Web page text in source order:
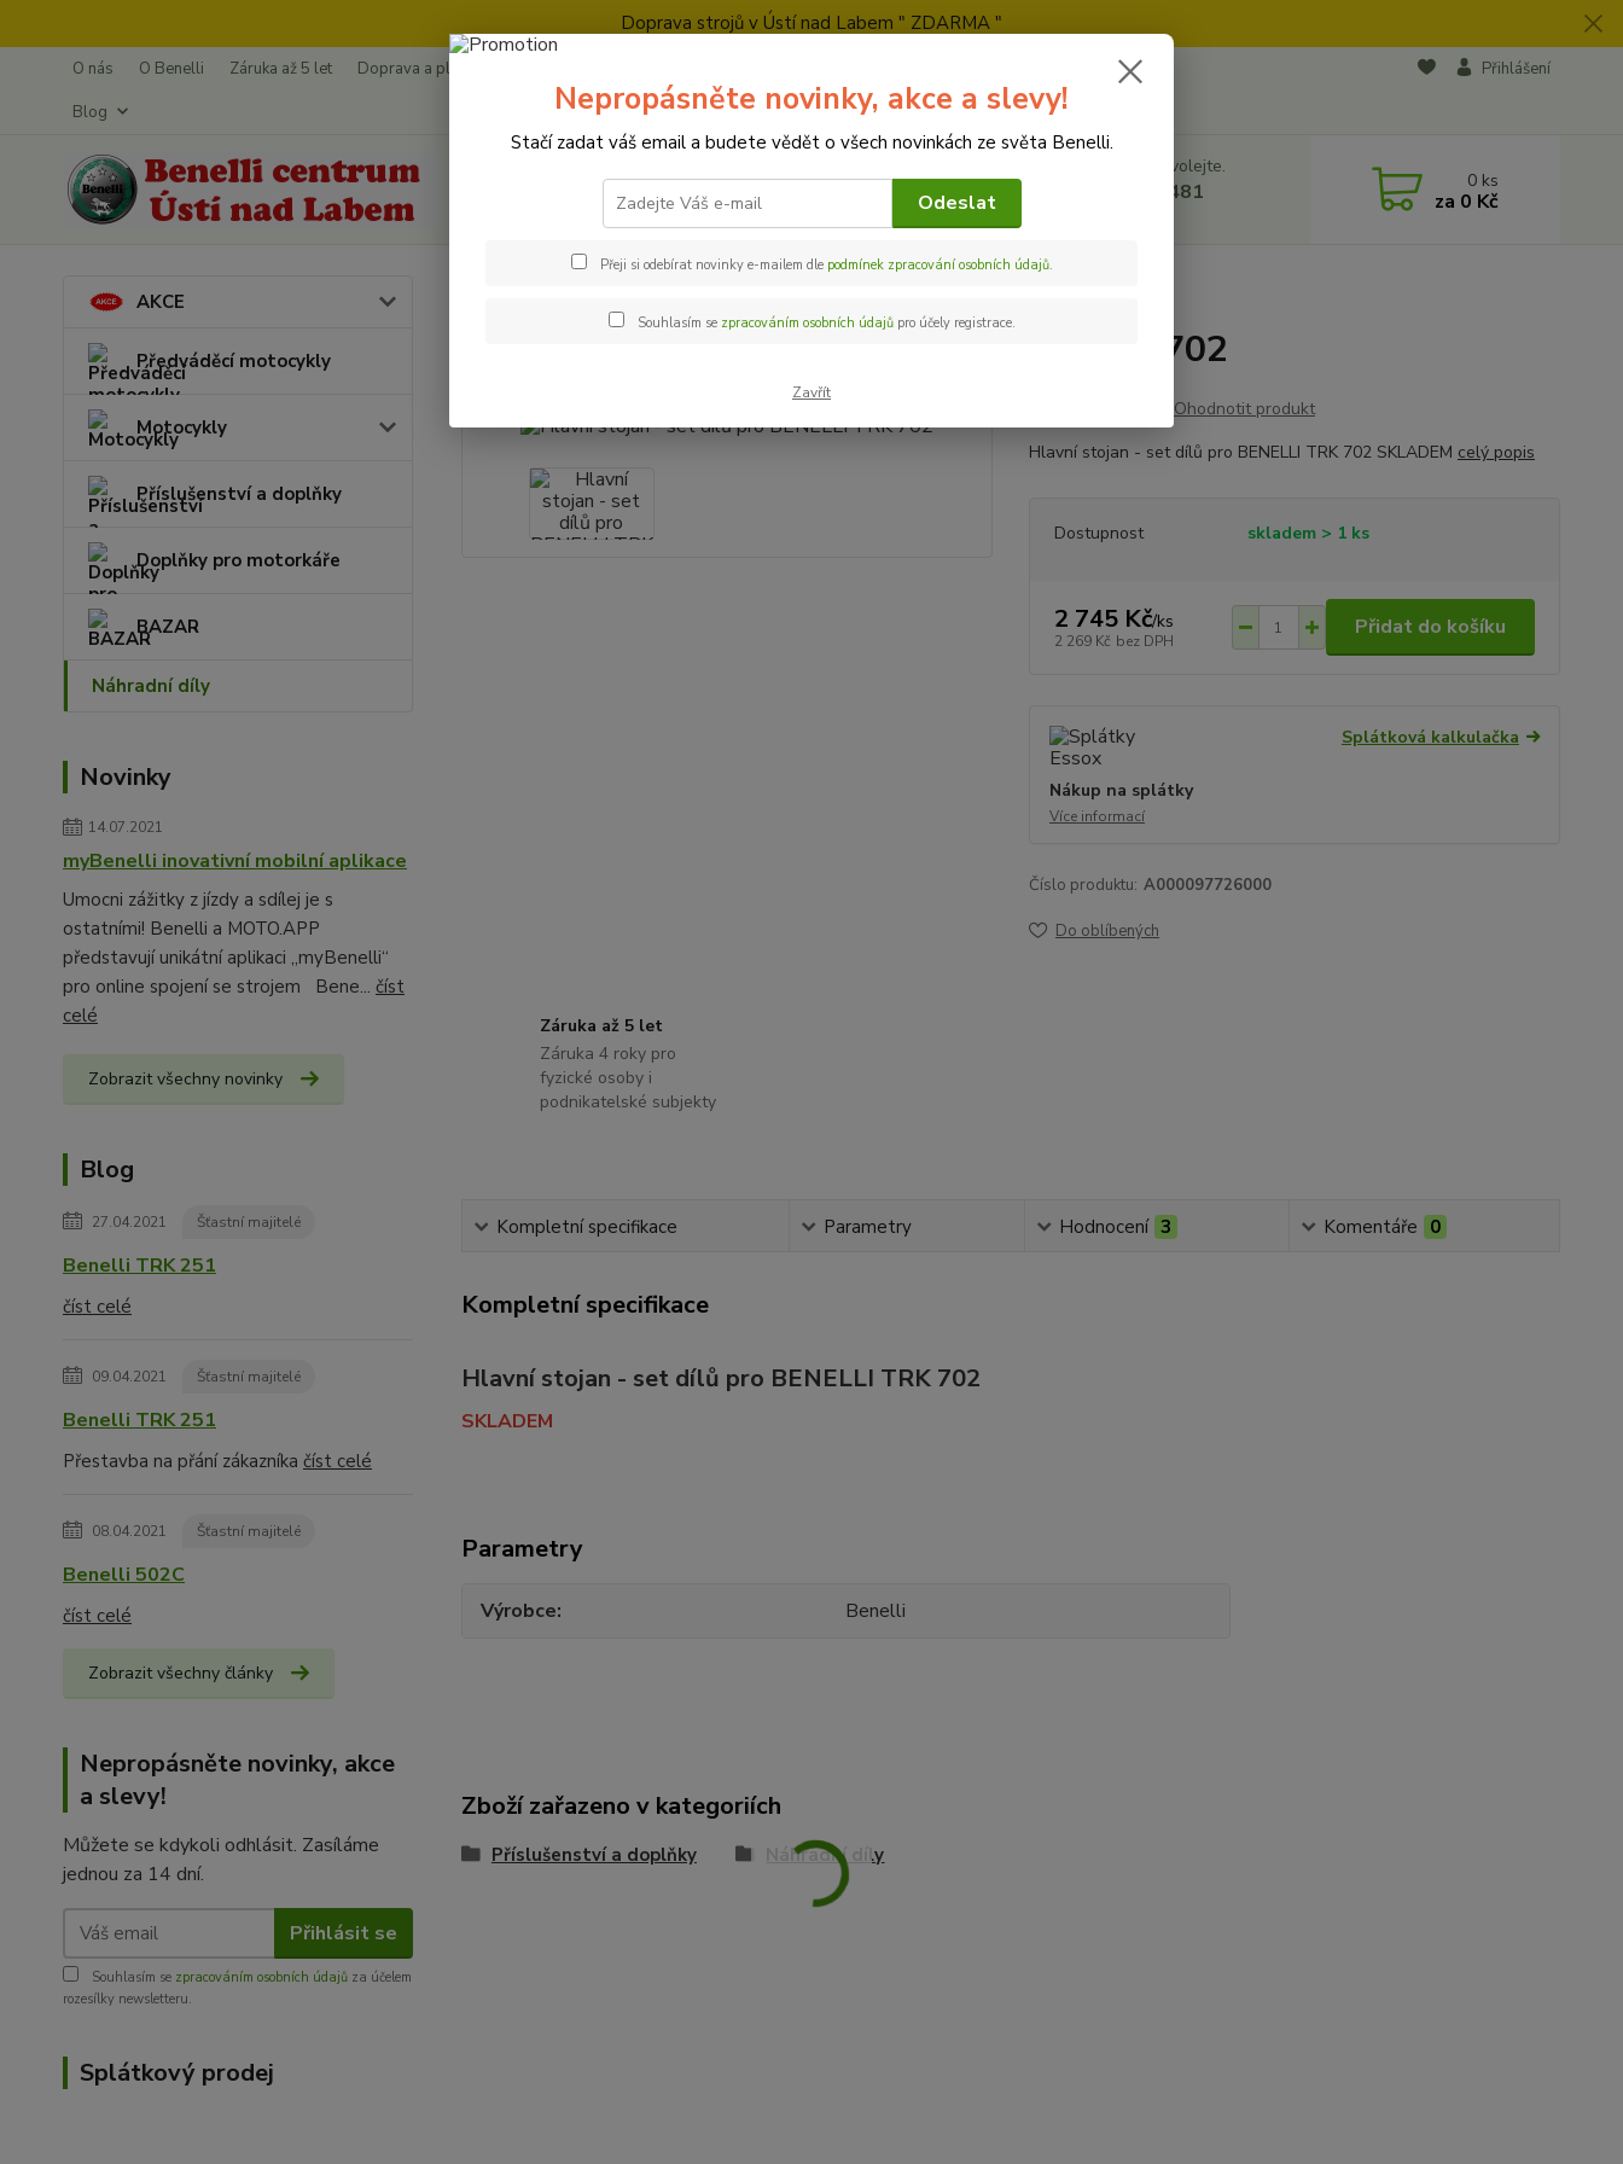
Doprava strojů v Ústí nad Labem " ZDARMA "
O nás O Benelli Záruka až 5 let Doprava a platba
Ochrana soukromí
Blog
Přihlášení
Hledat
Nevíte si rady? Zavolejte.
+420 728 500 481 0 ks
za 0 Kč
AKCE
Předváděcí motocykly
Motocykly
Příslušenství a doplňky
Doplňky pro motorkáře
BAZAR
Náhradní díly
Novinky
14.07.2021
myBenelli inovativní mobilní aplikace
Umocni zážitky z jízdy a sdílej je s
ostatními! Benelli a MOTO.APP
představují unikátní aplikaci „myBenelli“
pro online spojení se strojem Bene... číst
celé
Zobrazit všechny novinky
Blog
27.04.2021 Šťastní majitelé
Benelli TRK 251
číst celé
09.04.2021 Šťastní majitelé
Benelli TRK 251
Přestavba na přání zákazníka číst celé
08.04.2021 Šťastní majitelé
Benelli 502C
číst celé
Zobrazit všechny články
Nepropásněte novinky, akce
a slevy!
Můžete se kdykoli odhlásit. Zasíláme
jednou za 14 dní.
Přihlásit se
Souhlasím se zpracováním osobních údajů za účelem
rozesílky newsletteru.
Splátkový prodej
Hlavní stojan - set dílů pro BENELLI TRK 702
Ohodnotit produkt
Hlavní stojan - set dílů pro BENELLI TRK 702 SKLADEM celý popis
Dostupnost skladem > 1 ks
2 745 Kč/ks
2 269 Kč bez DPH
Přidat do košíku
Splátková kalkulačka
Nákup na splátky
Více informací
Číslo produktu: A000097726000
Do oblíbených
Záruka až 5 let
Záruka 4 roky pro
fyzické osoby i
podnikatelské subjekty
Kompletní specifikace Parametry Hodnocení 3 Komentáře 0
Kompletní specifikace
Hlavní stojan - set dílů pro BENELLI TRK 702
SKLADEM
Parametry
Výrobce Benelli
Zboží zařazeno v kategoriích
Příslušenství a doplňky Náhradní díly
Nepropásněte novinky, akce a slevy!
Stačí zadat váš email a budete vědět o všech novinkách ze světa Benelli.
Odeslat
Přeji si odebírat novinky e-mailem dle podmínek zpracování osobních údajů.
Souhlasím se zpracováním osobních údajůpro účely registrace.
Zavřít